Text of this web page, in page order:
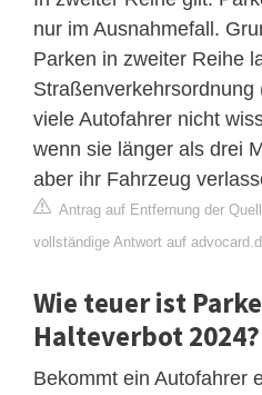
nur im Ausnahmefall.
Parken in zweiter Reihe
viele Autofahrer nicht
wenn sie länger als drei
aber ihr Fahrzeug
Antrag auf Entfernung der
vollständige Antwort auf
Wie teuer ist
Halteverbot 2024?
Bekommt ein Autofahrer